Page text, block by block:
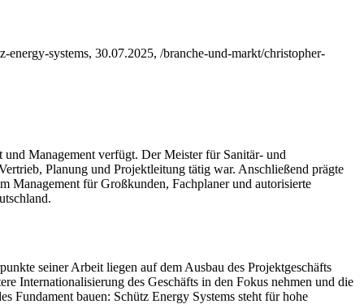
systems, 30.07.2025, /branche-und-markt/christopher-
Management verfügt. Der Meister für Sanitär- und
Planung und Projektleitung tätig war. Anschließend prägte
Management für Großkunden, Fachplaner und autorisierte
seiner Arbeit liegen auf dem Ausbau des Projektgeschäfts
Internationalisierung des Geschäfts in den Fokus nehmen und die
Fundament bauen: Schütz Energy Systems steht für hohe